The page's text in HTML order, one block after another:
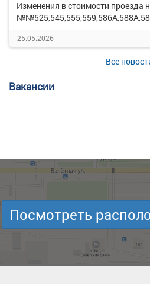
Изменения в стоимости проезда
25.05.2026
Все
Вакансии
Посмотреть